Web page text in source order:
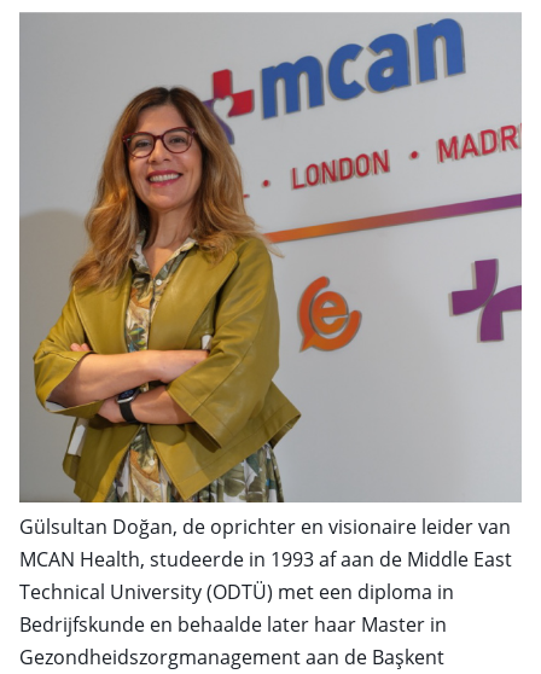
Gülsultan Doğan, de oprichter en visionaire leider van
MCAN Health, studeerde in 1993 af aan de Middle East
Technical University (ODTÜ) met een diploma in
Bedrijfskunde en behaalde later haar Master in
Gezondheidszorgmanagement aan de Başkent